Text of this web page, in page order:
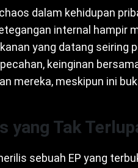
dalam kehidupan
internal hampir
yang datang seiring
keinginan
mereka, meskipun ini
yang Tak
sebuah EP yang